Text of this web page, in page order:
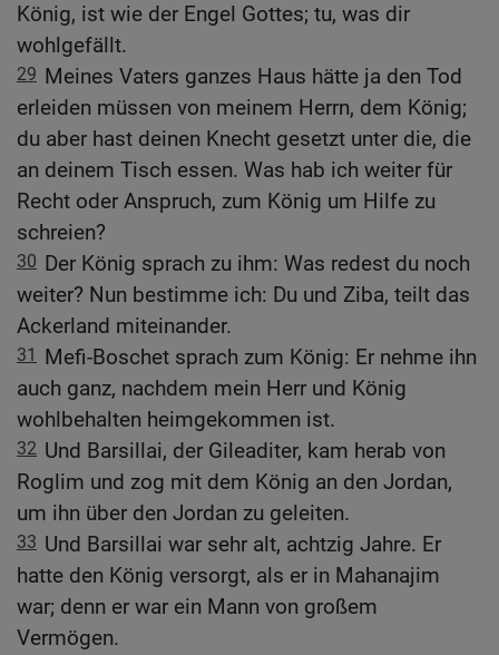
König, ist wie der Engel Gottes; tu, was dir
wohlgefällt.
29 Meines Vaters ganzes Haus hätte ja den Tod
erleiden müssen von meinem Herrn, dem König;
du aber hast deinen Knecht gesetzt unter die, die
an deinem Tisch essen. Was hab ich weiter für
Recht oder Anspruch, zum König um Hilfe zu
schreien?
30 Der König sprach zu ihm: Was redest du noch
weiter? Nun bestimme ich: Du und Ziba, teilt das
Ackerland miteinander.
31
Mefi-Boschet sprach zum König: Er nehme ihn
auch ganz, nachdem mein Herr und König
wohlbehalten heimgekommen ist.
32 Und Barsillai, der Gileaditer, kam herab von
Roglim und zog mit dem König an den Jordan,
um ihn über den Jordan zu geleiten.
33 Und Barsillai war sehr alt, achtzig Jahre. Er
hatte den König versorgt, als er in Mahanajim
war; denn er war ein Mann von großem
Vermögen.